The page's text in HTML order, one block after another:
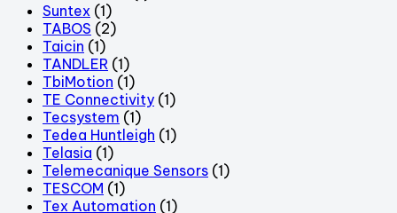
Suntex (1)
TABOS (2)
Taicin (1)
TANDLER (1)
TbiMotion (1)
TE Connectivity (1)
Tecsystem (1)
Tedea Huntleigh (1)
Telasia (1)
Telemecanique Sensors (1)
TESCOM (1)
Tex Automation (1)